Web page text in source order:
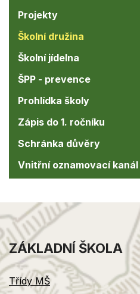
Projekty
Školní družina
Školní jídelna
ŠPP - prevence
Prohlídka školy
Zápis do 1. ročníku
Schránka důvěry
Vnitřní oznamovací kanál
ZÁKLADNÍ ŠKOLA
Třídy MŠ